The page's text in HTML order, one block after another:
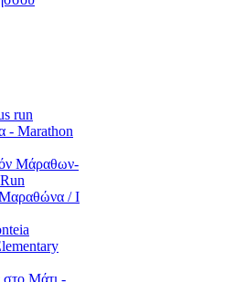
run
- Marathon
Μάραθων-
/ I
στο Μάτι -